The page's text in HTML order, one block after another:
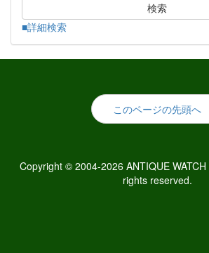
検索
■詳細検索
このページの先頭へ
Copyright © 2004-2026 ANTIQUE
rights reserved.